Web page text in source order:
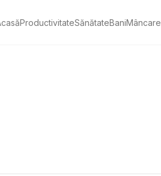
ProductivitateSănătateBaniMâncare